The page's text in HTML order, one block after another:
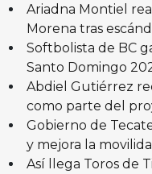
Ariadna Montiel
Morena tras
Softbolista de BC
Santo Domingo
Abdiel Gutiérrez
como parte del
Gobierno de
y mejora la
Así llega Toros de